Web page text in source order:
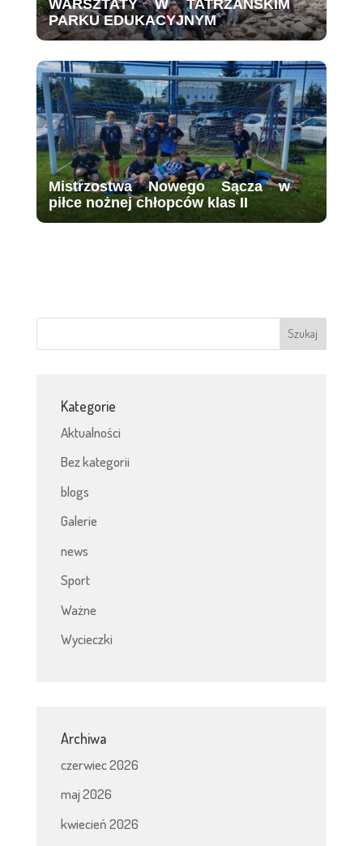
WARSZTATY W TATRZAŃSKIM
PARKU EDUKACYJNYM
Mistrzostwa Nowego Sącza w
piłce nożnej chłopców klas II
Kategorie
Aktualności
Bez kategorii
blogs
Galerie
news
Sport
Ważne
Wycieczki
Archiwa
czerwiec 2026
maj 2026
kwiecień 2026